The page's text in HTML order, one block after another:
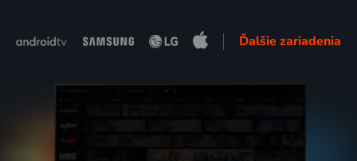
Ďalšie zariadenia